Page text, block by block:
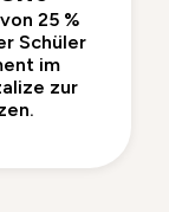
25 %
Schüler
im
zur